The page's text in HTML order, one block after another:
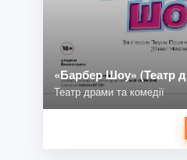
«Барбер Шоу» (Театр
Театр драми та комедії